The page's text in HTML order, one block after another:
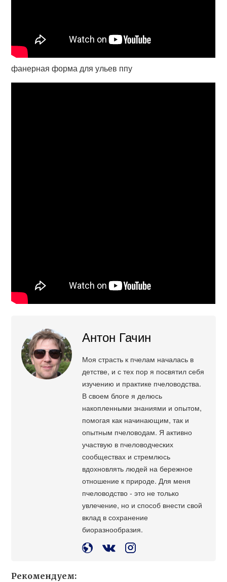
фанерная форма для ульев ппу
Антон Гачин
Моя страсть к пчелам началась в
детстве, и с тех пор я посвятил себя
изучению и практике пчеловодства.
В своем блоге я делюсь
накопленными знаниями и опытом,
помогая как начинающим, так и
опытным пчеловодам. Я активно
участвую в пчеловодческих
сообществах и стремлюсь
вдохновлять людей на бережное
отношение к природе. Для меня
пчеловодство - это не только
увлечение, но и способ внести свой
вклад в сохранение
биоразнообразия.
Рекомендуем: